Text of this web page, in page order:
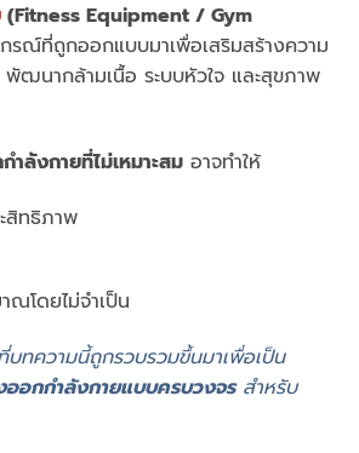
(Fitness Equipment / Gym
รณ์ที่ถูกออกแบบมาเพื่อเสริมสร้างความ
ฒนากล้ามเนื้อ ระบบหัวใจ และสุขภาพ
ำลังกายที่ไม่เหมาะสม อาจทำให้
สิทธิภาพ
ณโดยไม่จำเป็น
ทความนี้ถูกรวบรวมขึ้นมาเพื่อเป็น
ออกกำลังกายแบบครบวงจรสำหรับ